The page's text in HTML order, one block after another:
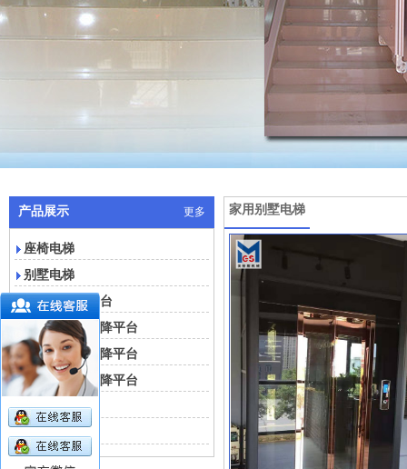
产品展示 更多
座椅电梯
别墅电梯
残疾人升降平台
垂直无障碍升降平台
斜挂无障碍升降平台
车载无障碍升降平台
家用升降平台
传菜电梯
家用别墅电梯